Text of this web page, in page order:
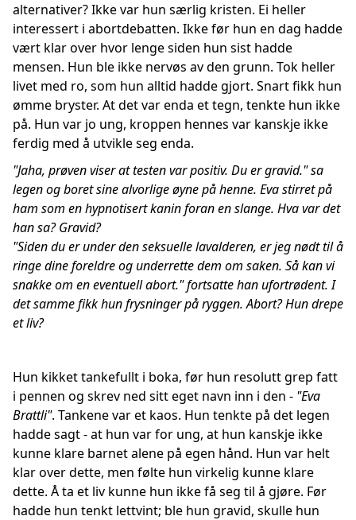
alternativer? Ikke var hun særlig kristen. Ei heller
interessert i abortdebatten. Ikke før hun en dag hadde
vært klar over hvor lenge siden hun sist hadde
mensen. Hun ble ikke nervøs av den grunn. Tok heller
livet med ro, som hun alltid hadde gjort. Snart fikk hun
ømme bryster. At det var enda et tegn, tenkte hun ikke
på. Hun var jo ung, kroppen hennes var kanskje ikke
ferdig med å utvikle seg enda.
"Jaha, prøven viser at testen var positiv. Du er gravid." sa
legen og boret sine alvorlige øyne på henne. Eva stirret på
ham som en hypnotisert kanin foran en slange. Hva var det
han sa? Gravid?
"Siden du er under den seksuelle lavalderen, er jeg nødt til å
ringe dine foreldre og underrette dem om saken. Så kan vi
snakke om en eventuell abort." fortsatte han ufortrødent. I
det samme fikk hun frysninger på ryggen. Abort? Hun drepe
et liv?
Hun kikket tankefullt i boka, før hun resolutt grep fatt
i pennen og skrev ned sitt eget navn inn i den - "Eva
Brattli". Tankene var et kaos. Hun tenkte på det legen
hadde sagt - at hun var for ung, at hun kanskje ikke
kunne klare barnet alene på egen hånd. Hun var helt
klar over dette, men følte hun virkelig kunne klare
dette. Å ta et liv kunne hun ikke få seg til å gjøre. Før
hadde hun tenkt lettvint; ble hun gravid, skulle hun